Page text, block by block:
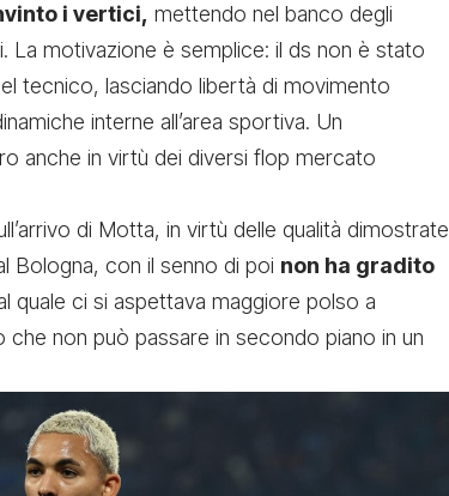
i vertici, mettendo nel banco degli
La motivazione è semplice: il ds non è stato
tecnico, lasciando libertà di movimento
interne all’area sportiva. Un
anche in virtù dei diversi flop mercato
di Motta, in virtù delle qualità dimostrate
Bologna, con il senno di poi non ha gradito
quale ci si aspettava maggiore polso a
non può passare in secondo piano in un